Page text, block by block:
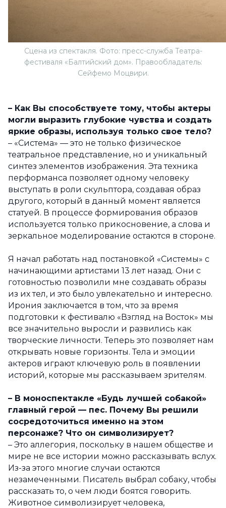
Сцена из спектакля. Фото: пресс-служба Театра-
фестиваля «Балтийский дом». Правообладатель:
Сейфемо Моцвири.
– Как Вы способствуете тому, чтобы актеры
могли выразить глубокие чувства и создать
яркие образы, используя только свое тело?
– «Система» — это не только физическое
театральное представление, но и уникальный
синтез элементов изображения. Эта техника
перформанса позволяет одному человеку
выступать в роли скульптора, создавая образ
другого, который в данный момент является
статуей. В процессе формирования образов
используется только прикосновение, а слова и
зеркальное моделирование остаются в стороне.
Я начал работать над постановкой «Системы» с
начинающими артистами 13 лет назад. Они с
готовностью позволили мне создавать образы
из их тел, и это было увлекательно и интересно.
Ирония заключается в том, что за время
подготовки к фестивалю «Взгляд на Восток» мы
все значительно выросли и развились как
творческие личности. Теперь это позволяет нам
открывать новые горизонты. Тела и эмоции
актеров играют ключевую роль в появлении
историй, которые мы рассказываем зрителям.
– В моноспектакле «Будь лучшей собакой»
главный герой — пес. Почему Вы решили
сосредоточиться именно на этом
персонаже? Что он символизирует?
– Это аллегория, поскольку в нашем обществе и
мире не все истории можно рассказывать вслух.
Из-за этого многие случаи остаются
незамеченными. Писатель выбрал собаку, чтобы
рассказать то, о чем люди боятся говорить.
Животное символизирует человека,